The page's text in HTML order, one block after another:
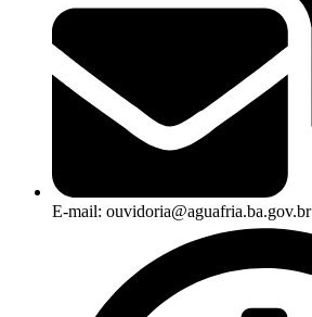
E-mail: ouvidoria@aguafria.ba.gov.br